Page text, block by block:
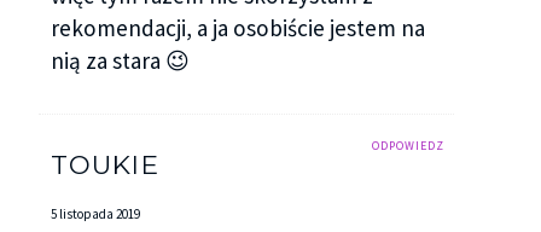
rekomendacji, a ja osobiście jestem na
nią za stara 😉
ODPOWIEDZ
TOUKIE
5 listopada 2019